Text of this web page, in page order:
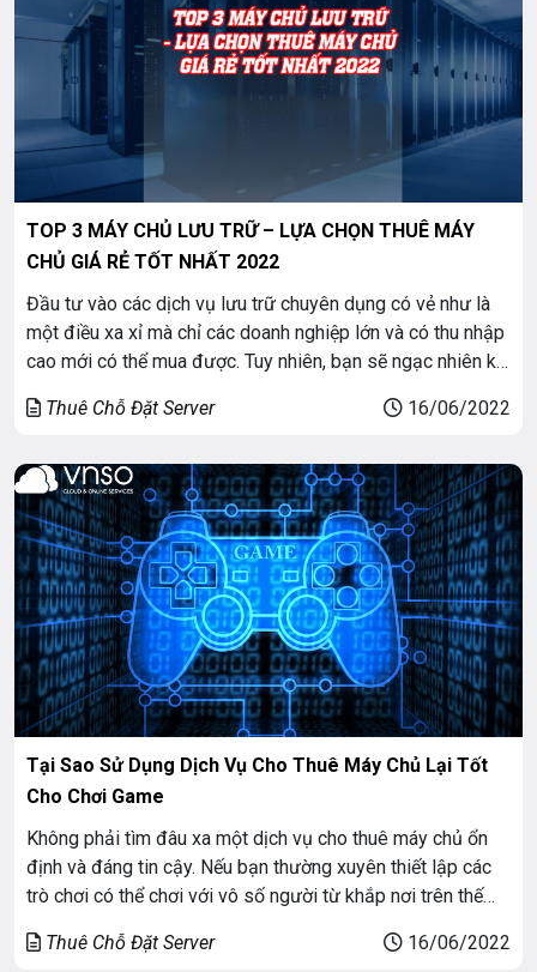
TOP 3 MÁY CHỦ LƯU TRỮ – LỰA CHỌN THUÊ MÁY
CHỦ GIÁ RẺ TỐT NHẤT 2022
Đầu tư vào các dịch vụ lưu trữ chuyên dụng có vẻ như là
một điều xa xỉ mà chỉ các doanh nghiệp lớn và có thu nhập
cao mới có thể mua được. Tuy nhiên, bạn sẽ ngạc nhiên khi
để […]
Thuê Chỗ Đặt Server 16/06/2022
Tại Sao Sử Dụng Dịch Vụ Cho Thuê Máy Chủ Lại Tốt
Cho Chơi Game
Không phải tìm đâu xa một dịch vụ cho thuê máy chủ ổn
định và đáng tin cậy. Nếu bạn thường xuyên thiết lập các
trò chơi có thể chơi với vô số người từ khắp nơi trên thế
một cứu cánh.
Thuê Chỗ Đặt Server 16/06/2022